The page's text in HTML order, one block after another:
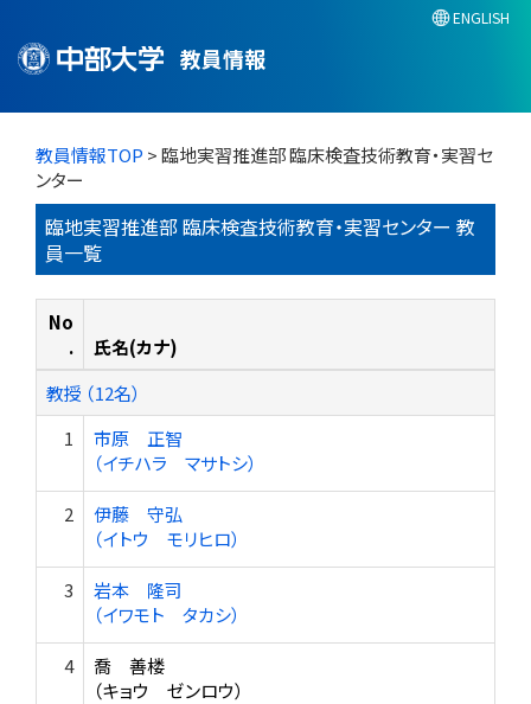
教員情報
ENGLISH
教員情報TOP > 臨地実習推進部 臨床検査技術教育・実習セ
ンター
臨地実習推進部 臨床検査技術教育・実習センター 教
員一覧
No
.
氏名(カナ)
教授 （12名）
1
市原 正智
（イチハラ マサトシ）
2
伊藤 守弘
（イトウ モリヒロ）
3
岩本 隆司
（イワモト タカシ）
4
喬 善楼
（キョウ ゼンロウ）